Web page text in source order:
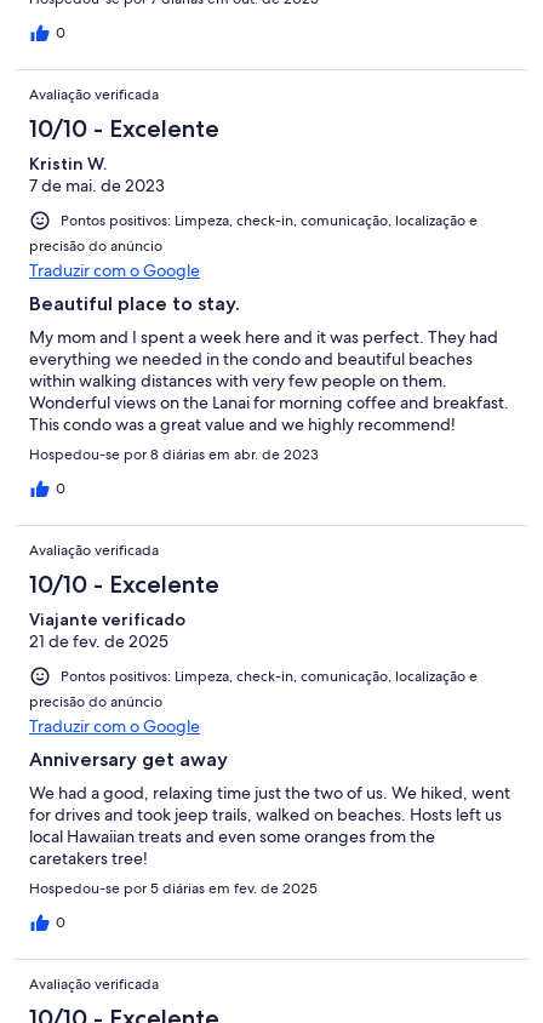
done a great job with the condo.
0
Avaliação verificada
10/10 - Excelente
Kristin W.
7 de mai. de 2023
Pontos positivos: Limpeza, check-in, comunicação, localização e
precisão do anúncio
Traduzir com o Google
Beautiful place to stay.
My mom and I spent a week here and it was perfect. They had
everything we needed in the condo and beautiful beaches
within walking distances with very few people on them.
Wonderful views on the Lanai for morning coffee and breakfast.
This condo was a great value and we highly recommend!
Hospedou-se por 8 diárias em abr. de 2023
0
Avaliação verificada
10/10 - Excelente
Viajante verificado
21 de fev. de 2025
Pontos positivos: Limpeza, check-in, comunicação, localização e
precisão do anúncio
Traduzir com o Google
Anniversary get away
We had a good, relaxing time just the two of us. We hiked, went
for drives and took jeep trails, walked on beaches. Hosts left us
local Hawaiian treats and even some oranges from the
caretakers tree!
Hospedou-se por 5 diárias em fev. de 2025
0
Avaliação verificada